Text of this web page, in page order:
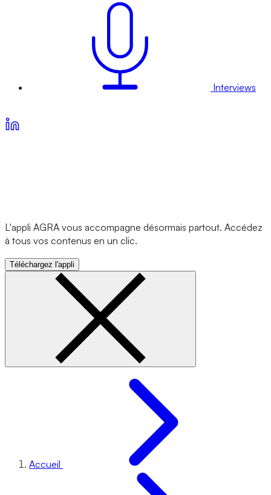
Interviews
L'appli AGRA vous accompagne désormais partout. Accédez
à tous vos contenus en un clic.
Téléchargez l'appli
Accueil